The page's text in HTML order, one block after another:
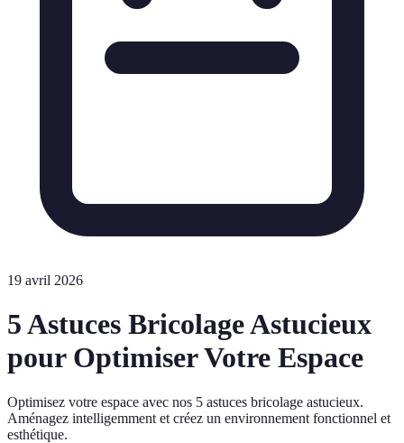
19 avril 2026
5 Astuces Bricolage Astucieux
pour Optimiser Votre Espace
Optimisez votre espace avec nos 5 astuces bricolage astucieux.
Aménagez intelligemment et créez un environnement fonctionnel et
esthétique.